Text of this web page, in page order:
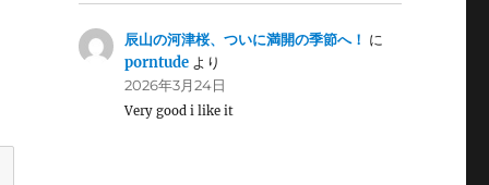
辰山の河津桜、ついに満開の季節へ！ に
porntude より
2026年3月24日
Very good i like it